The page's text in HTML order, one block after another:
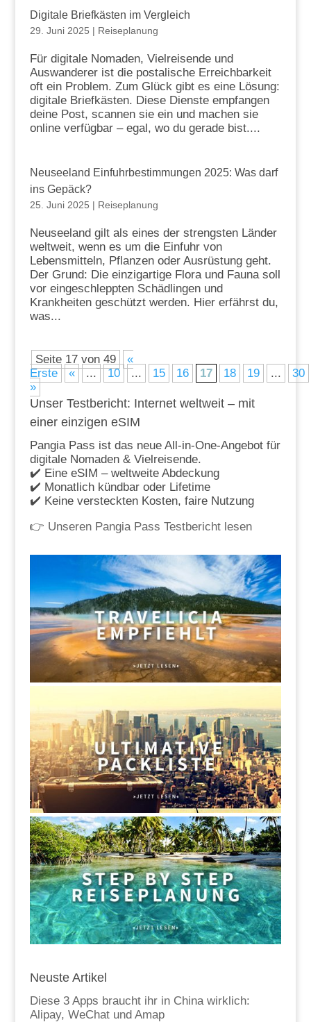
Digitale Briefkästen im Vergleich
29. Juni 2025 | Reiseplanung
Für digitale Nomaden, Vielreisende und
Auswanderer ist die postalische Erreichbarkeit
oft ein Problem. Zum Glück gibt es eine Lösung:
digitale Briefkästen. Diese Dienste empfangen
deine Post, scannen sie ein und machen sie
online verfügbar – egal, wo du gerade bist....
Neuseeland Einfuhrbestimmungen 2025: Was darf
ins Gepäck?
25. Juni 2025 | Reiseplanung
Neuseeland gilt als eines der strengsten Länder
weltweit, wenn es um die Einfuhr von
Lebensmitteln, Pflanzen oder Ausrüstung geht.
Der Grund: Die einzigartige Flora und Fauna soll
vor eingeschleppten Schädlingen und
Krankheiten geschützt werden. Hier erfährst du,
was...
Seite 17 von 49
«
Erste
« ... 10 ... 15 16 17 18 19 ...
30
»
Unser Testbericht: Internet weltweit – mit
einer einzigen eSIM
Pangia Pass ist das neue All-in-One-Angebot für
digitale Nomaden & Vielreisende.
✔️ Eine eSIM – weltweite Abdeckung
✔️ Monatlich kündbar oder Lifetime
✔️ Keine versteckten Kosten, faire Nutzung
👉 Unseren Pangia Pass Testbericht lesen
Neuste Artikel
Diese 3 Apps braucht ihr in China wirklich:
Alipay, WeChat und Amap